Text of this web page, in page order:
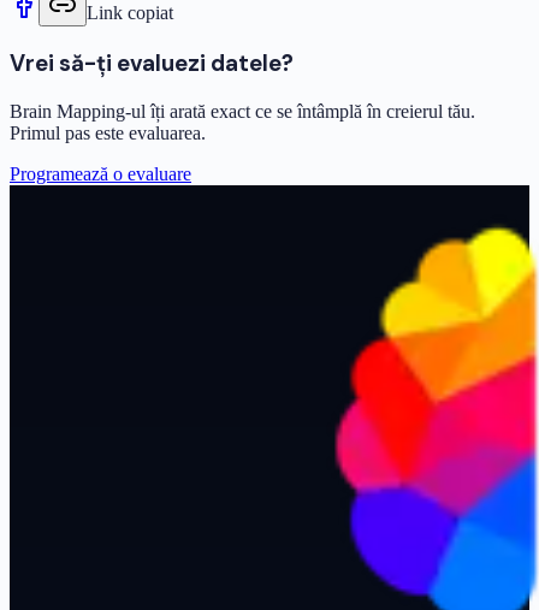
Link copiat
Vrei să-ți evaluezi datele?
Brain Mapping-ul îți arată exact ce se întâmplă în creierul tău.
Primul pas este evaluarea.
Programează o evaluare